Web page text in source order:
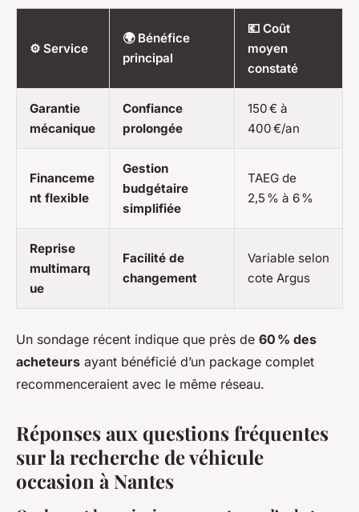
⚙️ Service
🌍 Bénéfice
principal
💶 Coût
moyen
constaté
Garantie
mécanique
Confiance
prolongée
150 € à
400 €/an
Financeme
nt flexible
Gestion
budgétaire
simplifiée
TAEG de
2,5 % à 6 %
Reprise
multimarq
ue
Facilité de
changement
Variable selon
cote Argus
Un sondage récent indique que près de 60 % des
acheteurs ayant bénéficié d’un package complet
recommenceraient avec le même réseau.
Réponses aux questions fréquentes
sur la recherche de véhicule
occasion à Nantes